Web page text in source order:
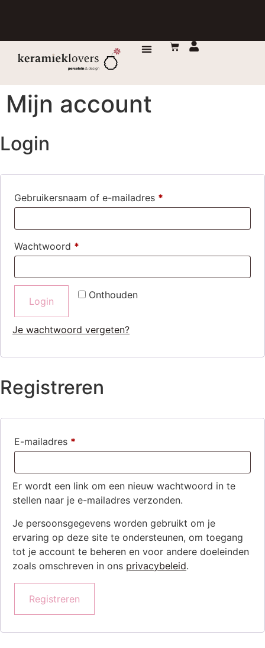
Mijn account
Login
Gebruikersnaam of e-mailadres *
Wachtwoord *
Onthouden
Login
Je wachtwoord vergeten?
Registreren
E-mailadres *
Er wordt een link om een nieuw wachtwoord in te
stellen naar je e-mailadres verzonden.
Je persoonsgegevens worden gebruikt om je
ervaring op deze site te ondersteunen, om toegang
tot je account te beheren en voor andere doeleinden
zoals omschreven in ons privacybeleid.
Registreren